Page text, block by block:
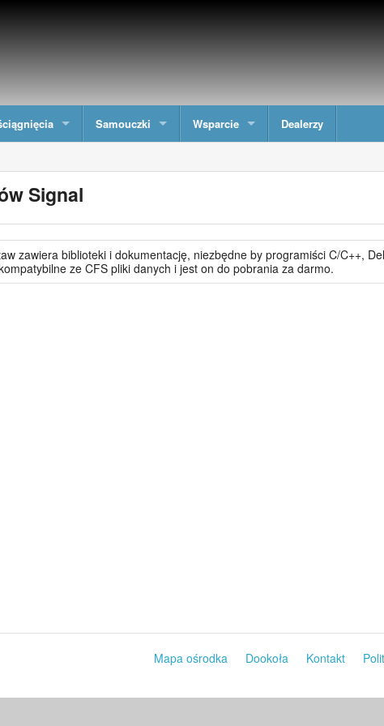
Samouczki Wsparcie Dealerzy
Signal
zawiera biblioteki i dokumentację, niezbędne by programiści C/C++,
ze CFS pliki danych i jest on do pobrania za darmo.
Mapa ośrodka Dookoła Kontakt